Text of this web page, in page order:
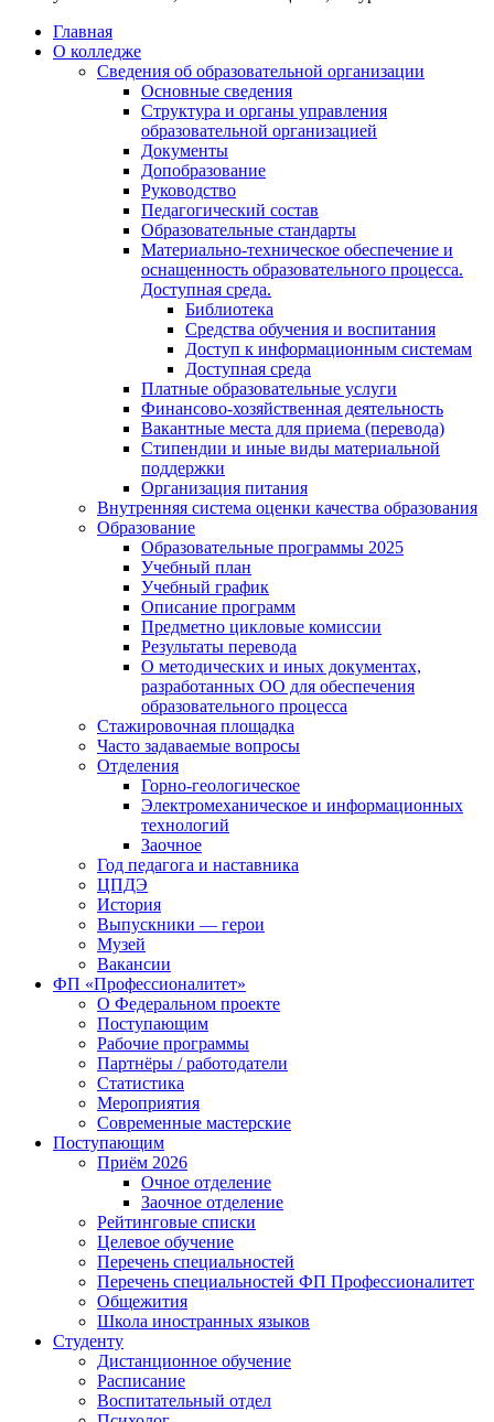
Главная
О колледже
Сведения об образовательной организации
Основные сведения
Структура и органы управления
образовательной организацией
Документы
Допобразование
Руководство
Педагогический состав
Образовательные стандарты
Материально-техническое обеспечение и
оснащенность образовательного процесса.
Доступная среда.
Библиотека
Средства обучения и воспитания
Доступ к информационным системам
Доступная среда
Платные образовательные услуги
Финансово-хозяйственная деятельность
Вакантные места для приема (перевода)
Стипендии и иные виды материальной
поддержки
Организация питания
Внутренняя система оценки качества образования
Образование
Образовательные программы 2025
Учебный план
Учебный график
Описание программ
Предметно цикловые комиссии
Результаты перевода
О методических и иных документах,
разработанных ОО для обеспечения
образовательного процесса
Стажировочная площадка
Часто задаваемые вопросы
Отделения
Горно-геологическое
Электромеханическое и информационных
технологий
Заочное
Год педагога и наставника
ЦПДЭ
История
Выпускники — герои
Музей
Вакансии
ФП «Профессионалитет»
О Федеральном проекте
Поступающим
Рабочие программы
Партнёры / работодатели
Статистика
Мероприятия
Современные мастерские
Поступающим
Приём 2026
Очное отделение
Заочное отделение
Рейтинговые списки
Целевое обучение
Перечень специальностей
Перечень специальностей ФП Профессионалитет
Общежития
Школа иностранных языков
Студенту
Дистанционное обучение
Расписание
Воспитательный отдел